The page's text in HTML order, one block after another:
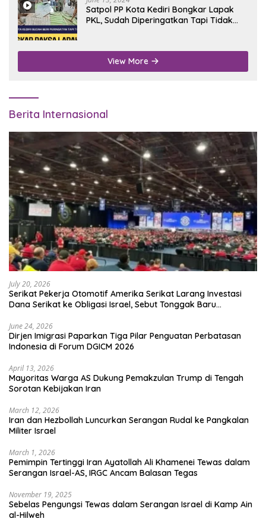
Satpol PP Kota Kediri Bongkar Lapak
PKL, Sudah Diperingatkan Tapi Tidak
View More
Berita Internasional
July 20, 2026
Serikat Pekerja Otomotif Amerika Serikat Larang Investasi
Dana Serikat ke Obligasi Israel, Sebut Tonggak Baru
June 24, 2026
Dirjen Imigrasi Paparkan Tiga Pilar Penguatan Perbatasan
Indonesia di Forum DGICM 2026
April 13, 2026
Mayoritas Warga AS Dukung Pemakzulan Trump di Tengah
Sorotan Kebijakan Iran
March 12, 2026
Iran dan Hezbollah Luncurkan Serangan Rudal ke Pangkalan
Militer Israel
March 1, 2026
Pemimpin Tertinggi Iran Ayatollah Ali Khamenei Tewas dalam
Serangan Israel-AS, IRGC Ancam Balasan Tegas
November 19, 2025
Sebelas Pengungsi Tewas dalam Serangan Israel di Kamp Ain
al-Hilweh